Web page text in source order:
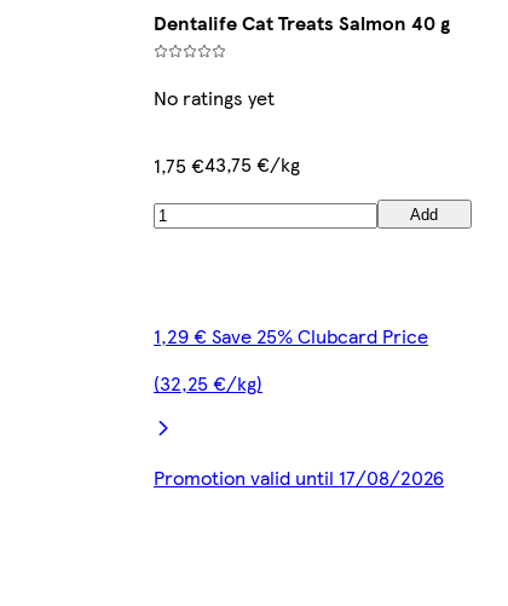
Dentalife Cat Treats Salmon 40 g
No ratings yet
1,75 €43,75 €/kg
Add
1,29 € Save 25% Clubcard Price
(32,25 €/kg)
Promotion valid until 17/08/2026